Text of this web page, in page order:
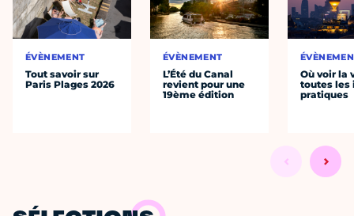
ÉVÈNEMENT
Tout savoir sur
Paris Plages 2026
ÉVÈNEMENT
L’Été du Canal
revient pour une
19ème édition
Où voir la
toutes les
pratiques